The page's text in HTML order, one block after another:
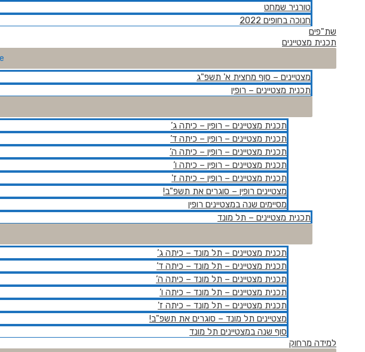
טורניר שמחט
חנוכה בחופים 2022
שת"פים
תכנית מצטיינים
מצטיינים – סוף מחצית א' תשפ"ג
תכנית מצטיינים – רופין
תכנית מצטיינים – רופין – כיתה ג’
תכנית מצטיינים – רופין – כיתה ד’
תכנית מצטיינים – רופין – כיתה ה’
תכנית מצטיינים – רופין – כיתה ו’
תכנית מצטיינים – רופין – כיתה ז'
מצטיינים רופין – סוגרים את תשפ"ב!
מסיימים שנה במצטיינים רופין
תכנית מצטיינים – תל מונד
תכנית מצטיינים – תל מונד – כיתה ג’
תכנית מצטיינים – תל מונד – כיתה ד’
תכנית מצטיינים – תל מונד – כיתה ה’
תכנית מצטיינים – תל מונד – כיתה ו’
תכנית מצטיינים – תל מונד – כיתה ז'
מצטיינים תל מונד – סוגרים את תשפ"ב!
סוף שנה במצטיינים תל מונד
למידה מרחוק